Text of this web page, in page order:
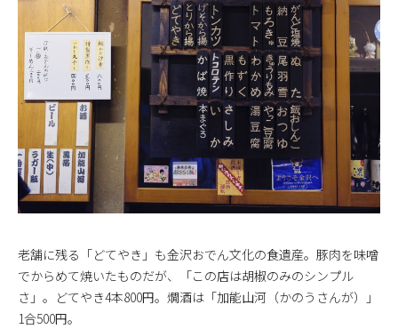
老舗に残る「どてやき」も金沢おでん文化の食遺産。豚肉を味噌
でからめて焼いたものだが、「この店は胡椒のみのシンプル
さ」。どてやき4本800円。燗酒は「加能山河（かのうさんが）」
1合500円。